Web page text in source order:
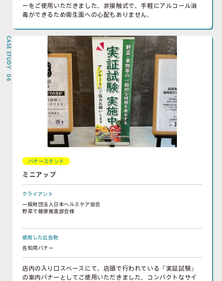
ーをご使用いただきました。非接触式で、手軽にアルコール消
毒ができるため衛生面への心配もありません。
CASE STUDY 06
バナースタンド
ミニアップ
クライアント
一般財団法人日本ヘルスケア協会
野菜で健康推進部会様
使用した広告物
告知用バナー
店内の入り口スペースにて、店頭で行われている「実証試験」
の案内バナーとしてご使用いただきました。コンパクトなサイ